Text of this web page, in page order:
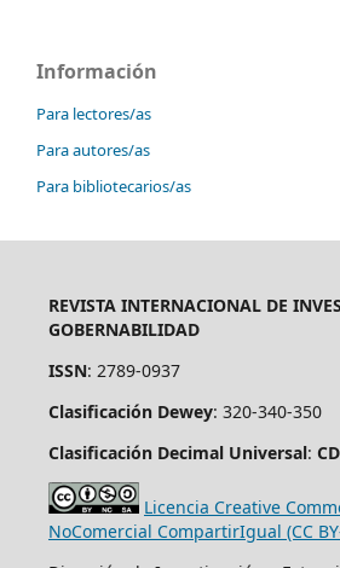
Información
Para lectores/as
Para autores/as
Para bibliotecarios/as
REVISTA INTERNACIONAL DE
GOBERNABILIDAD
ISSN: 2789-0937
Clasificación Dewey: 320-340-350
Clasificación Decimal Universal:
Licencia Creative
NoComercial CompartirIgual (CC